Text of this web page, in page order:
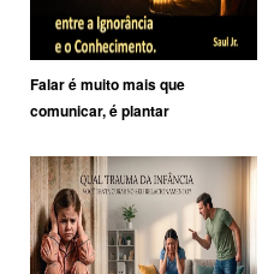
Falar é muito mais que
comunicar, é plantar